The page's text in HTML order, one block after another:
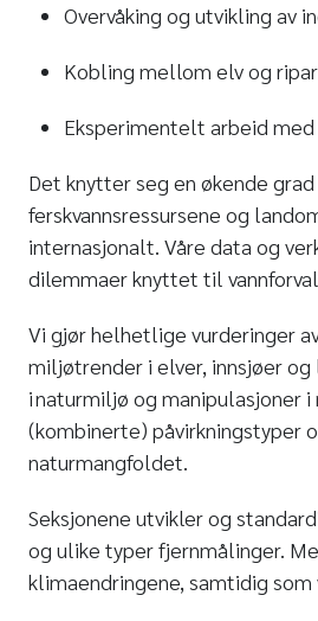
Overvåking og utvikling av
Kobling mellom elv og
Eksperimentelt arbeid
Det knytter seg en økende
ferskvannsressursene og
internasjonalt. Våre data og
dilemmaer knyttet til
Vi gjør helhetlige vurderinger
miljøtrender i elver, innsjøer
i naturmiljø og manipulasjoner
(kombinerte) påvirkningstyper
naturmangfoldet.
Seksjonene utvikler og
og ulike typer fjernmålinger.
klimaendringene, samtidig